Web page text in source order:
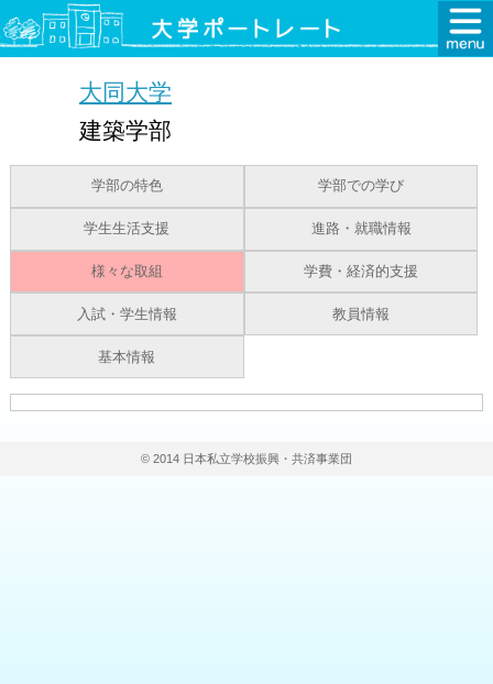
大同大学
建築学部
学部の特色 学部での学び
学生生活支援 進路・就職情報
様々な取組 学費・経済的支援
入試・学生情報 教員情報
基本情報
© 2014 日本私立学校振興・共済事業団